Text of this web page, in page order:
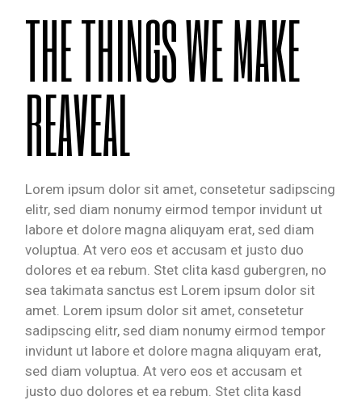
THE THINGS WE MAKE
REAVEAL
Lorem ipsum dolor sit amet, consetetur sadipscing
elitr, sed diam nonumy eirmod tempor invidunt ut
labore et dolore magna aliquyam erat, sed diam
voluptua. At vero eos et accusam et justo duo
dolores et ea rebum. Stet clita kasd gubergren, no
sea takimata sanctus est Lorem ipsum dolor sit
amet. Lorem ipsum dolor sit amet, consetetur
sadipscing elitr, sed diam nonumy eirmod tempor
invidunt ut labore et dolore magna aliquyam erat,
sed diam voluptua. At vero eos et accusam et
justo duo dolores et ea rebum. Stet clita kasd